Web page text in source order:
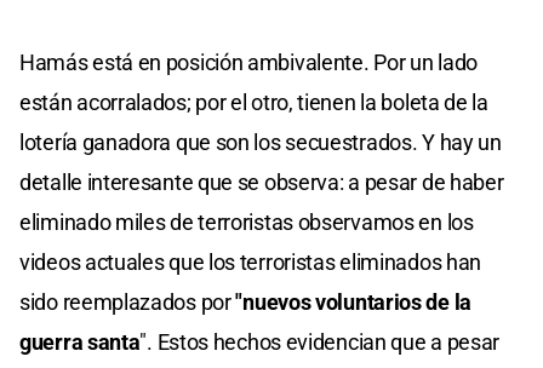
Hamás está en posición ambivalente. Por un lado
están acorralados; por el otro, tienen la boleta de la
lotería ganadora que son los secuestrados. Y hay un
detalle interesante que se observa: a pesar de haber
eliminado miles de terroristas observamos en los
videos actuales que los terroristas eliminados han
sido reemplazados por"nuevos voluntarios de la
guerra santa". Estos hechos evidencian que a pesar